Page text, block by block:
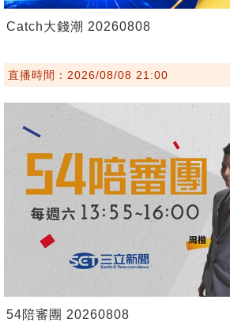
Catch大錢潮 20260808
直播時間：2026/08/08 21:00
54陪審團 20260808